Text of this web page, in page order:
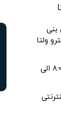
بنی
ولتا
ساعت کاری : شنبه تا چهارشنبه 8:00 الی